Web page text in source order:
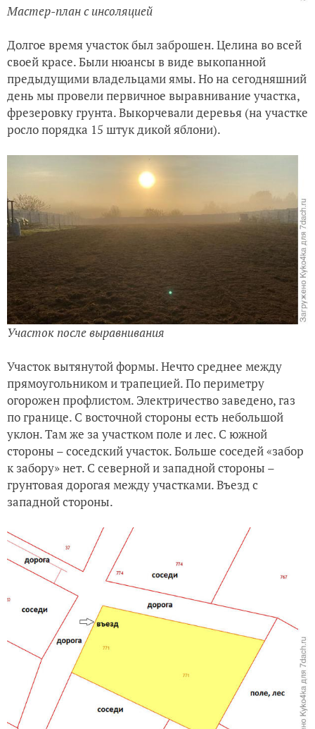
Мастер-план с инсоляцией
Долгое время участок был заброшен. Целина во всей
своей красе. Были нюансы в виде выкопанной
предыдущими владельцами ямы. Но на сегодняшний
день мы провели первичное выравнивание участка,
фрезеровку грунта. Выкорчевали деревья (на участке
росло порядка 15 штук дикой яблони).
Участок после выравнивания
Участок вытянутой формы. Нечто среднее между
прямоугольником и трапецией. По периметру
огорожен профлистом. Электричество заведено, газ
по границе. С восточной стороны есть небольшой
уклон. Там же за участком поле и лес. С южной
стороны – соседский участок. Больше соседей «забор
к забору» нет. С северной и западной стороны –
грунтовая дорогая между участками. Въезд с
западной стороны.